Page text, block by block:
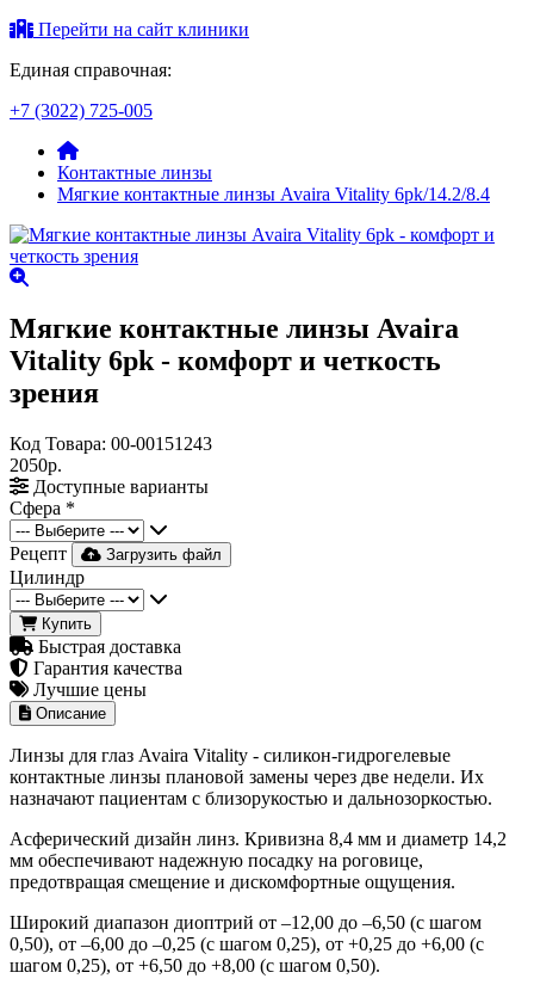
Перейти на сайт клиники
Единая справочная:
+7 (3022) 725-005
Контактные линзы
Мягкие контактные линзы Avaira Vitality 6pk/14.2/8.4
Мягкие контактные линзы Avaira
Vitality 6pk - комфорт и четкость
зрения
Код Товара: 00-00151243
2050р.
Доступные варианты
Сфера *
Рецепт Загрузить файл
Цилиндр
Купить
Быстрая доставка
Гарантия качества
Лучшие цены
Описание
Линзы для глаз Avaira Vitality - силикон-гидрогелевые
контактные линзы плановой замены через две недели. Их
назначают пациентам с близорукостью и дальнозоркостью.
Асферический дизайн линз. Кривизна 8,4 мм и диаметр 14,2
мм обеспечивают надежную посадку на роговице,
предотвращая смещение и дискомфортные ощущения.
Широкий диапазон диоптрий от –12,00 до –6,50 (с шагом
0,50), от –6,00 до –0,25 (с шагом 0,25), от +0,25 до +6,00 (с
шагом 0,25), от +6,50 до +8,00 (с шагом 0,50).